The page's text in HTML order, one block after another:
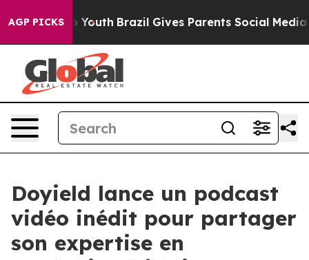
AGP PICKS
to Youth Brazil Gives Parents Social Media
Doyield lance un podcast
vidéo inédit pour partager
son expertise en